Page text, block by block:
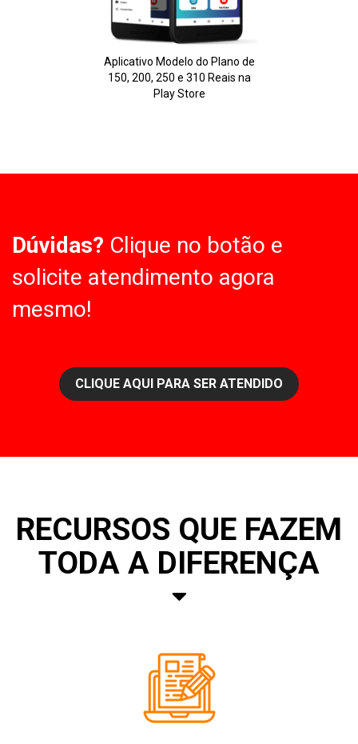
Aplicativo Modelo do Plano de
150, 200, 250 e 310 Reais na
Play Store
Dúvidas? Clique no botão e
solicite atendimento agora
mesmo!
CLIQUE AQUI PARA SER ATENDIDO
RECURSOS QUE FAZEM
TODA A DIFERENÇA